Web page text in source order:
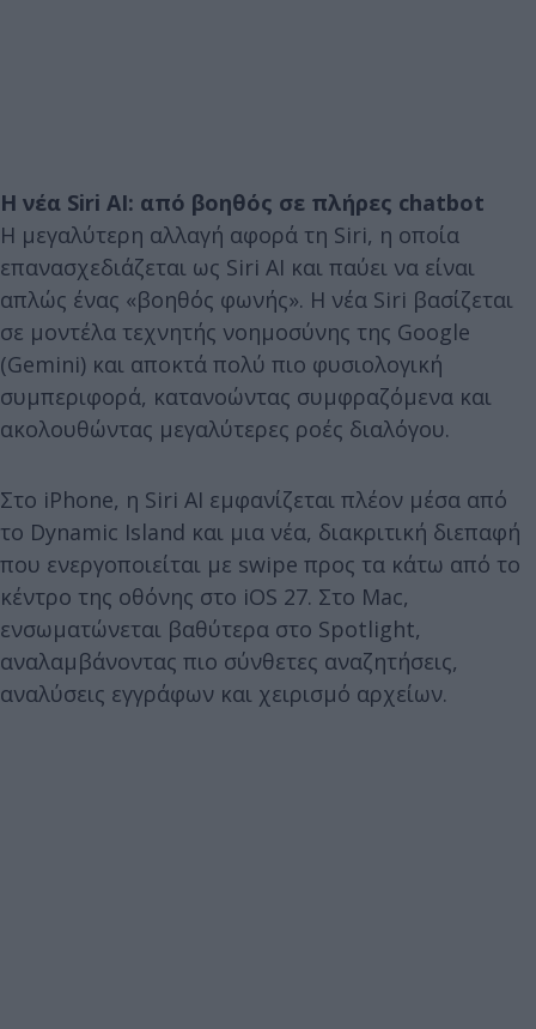
Η νέα Siri AI: από βοηθός σε πλήρες chatbot
Η μεγαλύτερη αλλαγή αφορά τη Siri, η οποία
επανασχεδιάζεται ως Siri AI και παύει να είναι
απλώς ένας «βοηθός φωνής». Η νέα Siri βασίζεται
σε μοντέλα τεχνητής νοημοσύνης της Google
(Gemini) και αποκτά πολύ πιο φυσιολογική
συμπεριφορά, κατανοώντας συμφραζόμενα και
ακολουθώντας μεγαλύτερες ροές διαλόγου.
Στο iPhone, η Siri AI εμφανίζεται πλέον μέσα από
το Dynamic Island και μια νέα, διακριτική διεπαφή
που ενεργοποιείται με swipe προς τα κάτω από το
κέντρο της οθόνης στο iOS 27. Στο Mac,
ενσωματώνεται βαθύτερα στο Spotlight,
αναλαμβάνοντας πιο σύνθετες αναζητήσεις,
αναλύσεις εγγράφων και χειρισμό αρχείων.